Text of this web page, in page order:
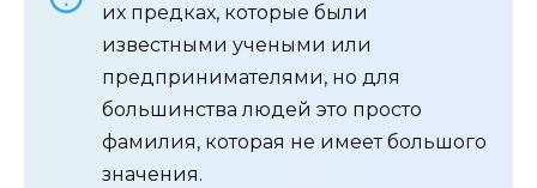
их предках, которые были
известными учеными или
предпринимателями, но для
большинства людей это просто
фамилия, которая не имеет большого
значения.